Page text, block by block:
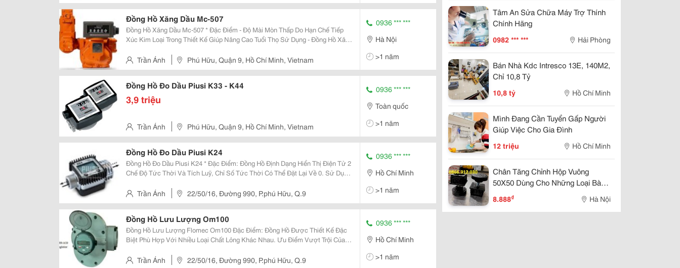
Hcm
Đồng Hồ Xăng Dầu Mc-507
Đồng Hồ Xăng Dầu Mc-507 * Đặc Điểm - Độ Mài Mòn Thấp Do Hạn Chế Tiếp
Xúc Kim Loại Trong Thiết Kế Giúp Nâng Cao Tuổi Thọ Sử Dụng - Đồng Hồ Xăng
Châu Âu, Atex, Iso...
Trần Ánh Phú Hữu, Quận 9, Hồ Chí Minh, Vietnam
0936 *** ***
Hà Nội
>1 năm
Đồng Hồ Đo Dầu Piusi K33 - K44
3,9 triệu
Trần Ánh Phú Hữu, Quận 9, Hồ Chí Minh, Vietnam
0936 *** ***
Toàn quốc
>1 năm
Đồng Hồ Đo Dầu Piusi K24
Đồng Hồ Đo Dầu Piusi K24 * Đặc Điểm: Đồng Hồ Định Dạng Hiển Thị Điện Tử 2
Chế Độ Tức Thời Và Tích Luỹ, Chỉ Số Tức Thời Có Thể Đặt Lại Về 0. Sử Dụng
Ăn Mòn Khác. Thiết Kế N
Trần Ánh 22/50/16, Đường 990, P.phú Hữu, Q.9
0936 *** ***
Hồ Chí Minh
>1 năm
Đồng Hồ Lưu Lượng Om100
Đồng Hồ Lưu Lượng Flomec Om100 Đặc Điểm: Đồng Hồ Được Thiết Kế Đặc
Biệt Phù Hợp Với Nhiều Loại Chất Lỏng Khác Nhau. Ưu Điểm Vượt Trội Của
Chọn Kiểu Đọc Hiển Thị Trực Ti
Trần Ánh 22/50/16, Đường 990, P.phú Hữu, Q.9
0936 *** ***
Hồ Chí Minh
>1 năm
Tâm An Sửa Chữa Máy Trợ Thính
Chính Hãng
0982 *** *** Hải Phòng
Bán Nhà Kdc Intresco 13E, 140M2,
Chỉ 10,8 Tỷ
10,8 tỷ Hồ Chí Minh
Mình Đang Cần Tuyển Gấp Người
Giúp Việc Cho Gia Đình
12 triệu Hồ Chí Minh
Chân Tăng Chỉnh Hộp Vuông
50X50 Dùng Cho Những Loại Bàn
8.888₫ Hà Nội